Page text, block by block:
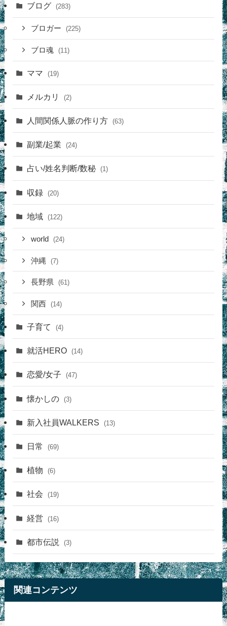
ブログ (283)
ブロガー (225)
ブロ魂 (11)
ママ (19)
メルカリ (2)
人間関係人脈の作り方 (63)
副業/起業 (24)
占い/姓名判断/数秘 (1)
収録 (20)
地域 (122)
world (24)
沖縄 (7)
長野県 (61)
関西 (14)
子育て (4)
就活HERO (14)
恋愛/女子 (47)
懐かしの (3)
新入社員WALKERS (13)
日常 (69)
植物 (6)
社会 (19)
経営 (16)
都市伝説 (3)
関連コンテンツ